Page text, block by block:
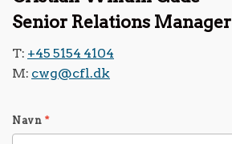
Senior Relations Manager
T: +45 5154 4104
M: cwg@cfl.dk
Navn*